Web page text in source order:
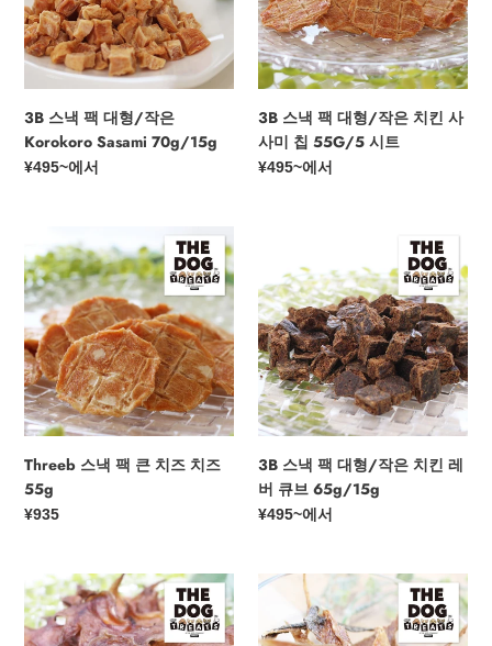
형/
작
은
Korokoro
Sasami
70g/15g
3B 스낵 팩 대형/작은
Korokoro Sasami 70g/15g
정
¥495~에서
형/
작
은
치
사
사
3B 스낵 팩 대형/작은 치킨 사
사미 칩 55G/5 시트
정
¥495~에서
스
낵
팩
큰
치
즈
치
즈
55g
Threeb 스낵 팩 큰 치즈 치즈
55g
정
¥935
낵
팩
대
형/
작
은
치
레
버
65g/15g
3B 스낵 팩 대형/작은 치킨 레
버 큐브 65g/15g
정
¥495~에서
Threeb
스
낵
Threeb
낵